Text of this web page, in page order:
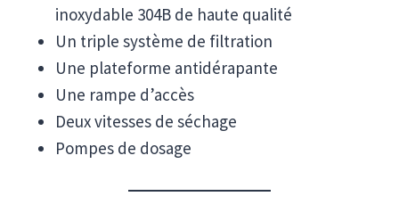
inoxydable 304B de haute qualité
Un triple système de filtration
Une plateforme antidérapante
Une rampe d’accès
Deux vitesses de séchage
Pompes de dosage